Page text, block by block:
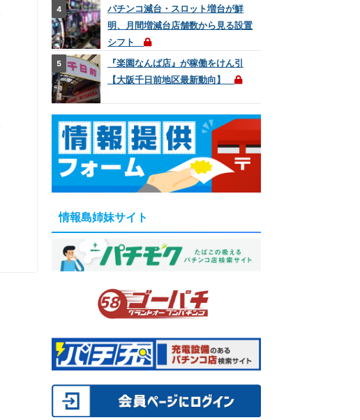
パチンコ減台・スロット増台が鮮
明、月間増減台店舗数から見る設置
シフト
『楽園なんば店』が稼働をけん引
【大阪千日前地区最新動向】
情報島姉妹サイト